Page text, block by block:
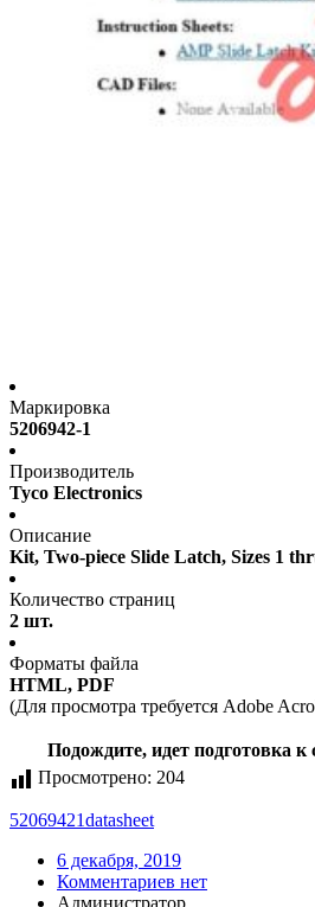
Маркировка
5206942-1
Производитель
Tyco Electronics
Описание
Kit, Two-piece Slide Latch, Sizes 1
Количество страниц
2 шт.
Форматы файла
HTML, PDF
(Для просмотра требуется Adobe
Подождите, идет подготовка
Просмотрено: 204
52069421datasheet
6 декабря, 2019
Комментариев нет